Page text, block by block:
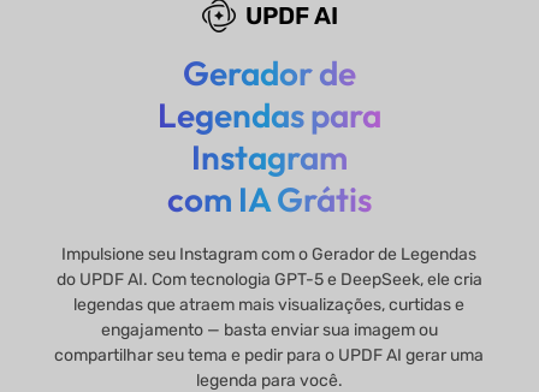
UPDF AI
Gerador de
Legendas para
Instagram
com IA Grátis
Impulsione seu Instagram com o Gerador de Legendas
do UPDF AI. Com tecnologia GPT-5 e DeepSeek, ele cria
legendas que atraem mais visualizações, curtidas e
engajamento — basta enviar sua imagem ou
compartilhar seu tema e pedir para o UPDF AI gerar uma
legenda para você.